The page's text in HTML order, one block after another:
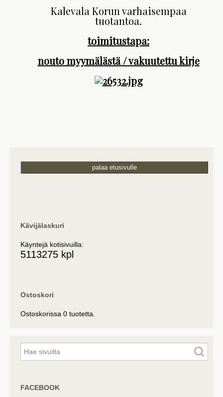
Kalevala Korun varhaisempaa
tuotantoa.
toimitustapa:
nouto myymälästä / vakuutettu kirje
palaa etusivulle
Kävijälaskuri
Käyntejä kotisivuilla:
5113275 kpl
Ostoskori
Ostoskorissa 0 tuotetta.
FACEBOOK